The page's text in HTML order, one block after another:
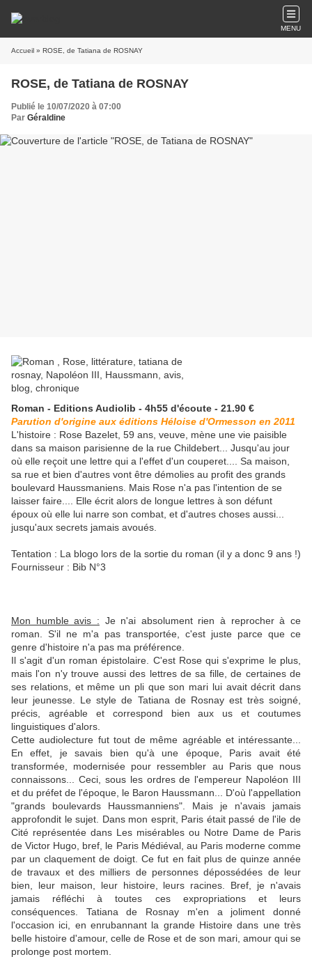
MENU
Accueil » ROSE, de Tatiana de ROSNAY
ROSE, de Tatiana de ROSNAY
Publié le 10/07/2020 à 07:00
Par Géraldine
Roman - Editions Audiolib - 4h55 d'écoute - 21.90 €
Parution d'origine aux éditions Héloise d'Ormesson en 2011
L'histoire : Rose Bazelet, 59 ans, veuve, mène une vie paisible
dans sa maison parisienne de la rue Childebert... Jusqu'au jour
où elle reçoit une lettre qui a l'effet d'un couperet.... Sa maison,
sa rue et bien d'autres vont être démolies au profit des grands
boulevard Haussmaniens. Mais Rose n'a pas l'intention de se
laisser faire.... Elle écrit alors de longue lettres à son défunt
époux où elle lui narre son combat, et d'autres choses aussi...
jusqu'aux secrets jamais avoués.
Tentation : La blogo lors de la sortie du roman (il y a donc 9 ans !)
Fournisseur : Bib N°3
Mon humble avis : Je n'ai absolument rien à reprocher à ce
roman. S'il ne m'a pas transportée, c'est juste parce que ce
genre d'histoire n'a pas ma préférence.
Il s'agit d'un roman épistolaire. C'est Rose qui s'exprime le plus,
mais l'on n'y trouve aussi des lettres de sa fille, de certaines de
ses relations, et même un pli que son mari lui avait décrit dans
leur jeunesse. Le style de Tatiana de Rosnay est très soigné,
précis, agréable et correspond bien aux us et coutumes
linguistiques d'alors.
Cette audiolecture fut tout de même agréable et intéressante...
En effet, je savais bien qu'à une époque, Paris avait été
transformée, modernisée pour ressembler au Paris que nous
connaissons... Ceci, sous les ordres de l'empereur Napoléon III
et du préfet de l'époque, le Baron Haussmann... D'où l'appellation
"grands boulevards Haussmanniens". Mais je n'avais jamais
approfondit le sujet. Dans mon esprit, Paris était passé de l'ile de
Cité représentée dans Les misérables ou Notre Dame de Paris
de Victor Hugo, bref, le Paris Médiéval, au Paris moderne comme
par un claquement de doigt. Ce fut en fait plus de quinze année
de travaux et des milliers de personnes dépossédées de leur
bien, leur maison, leur histoire, leurs racines. Bref, je n'avais
jamais réfléchi à toutes ces expropriations et leurs
conséquences. Tatiana de Rosnay m'en a joliment donné
l'occasion ici, en enrubannant la grande Histoire dans une très
belle histoire d'amour, celle de Rose et de son mari, amour qui se
prolonge post mortem.